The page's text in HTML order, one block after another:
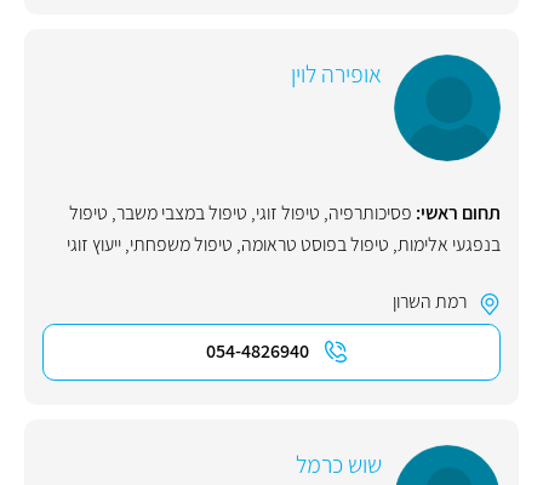
אופירה לוין
תחום ראשי: פסיכותרפיה, טיפול זוגי, טיפול במצבי משבר, טיפול
בנפגעי אלימות, טיפול בפוסט טראומה, טיפול משפחתי,ייעוץ זוגי
רמת השרון
054-4826940
שוש כרמל